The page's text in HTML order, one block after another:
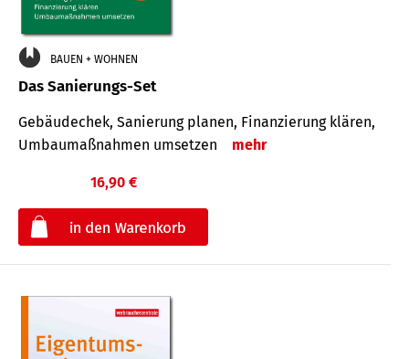
BAUEN + WOHNEN
Das Sanierungs-Set
Gebäudechek, Sanierung planen, Finanzierung klären,
Umbaumaßnahmen umsetzen
mehr
16,90 €